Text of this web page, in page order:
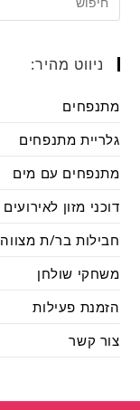
ניווט מהיר:
מתנפחים
גלריית מתנפחים
מתנפחים עם מים
דוכני מזון לאירועים
חבילות בר/ת מצווה
משחקי שולחן
הזמנת פעילות
צור קשר